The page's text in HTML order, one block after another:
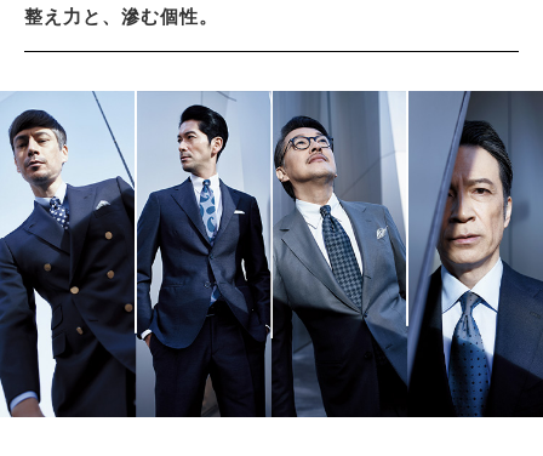
整え力と、滲む個性。
MAGAZINE
サイトマップ